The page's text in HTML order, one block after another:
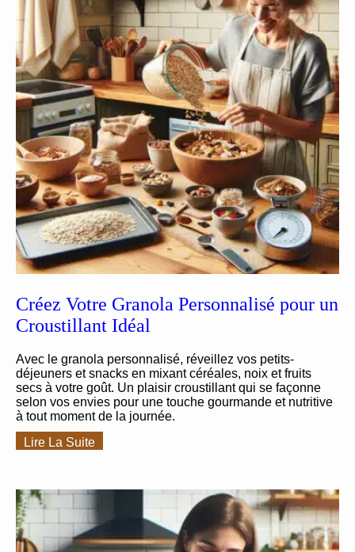
Créez Votre Granola Personnalisé pour un
Croustillant Idéal
Avec le granola personnalisé, réveillez vos petits-
déjeuners et snacks en mixant céréales, noix et fruits
secs à votre goût. Un plaisir croustillant qui se façonne
selon vos envies pour une touche gourmande et nutritive
à tout moment de la journée.
Lire La Suite